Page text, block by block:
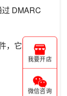
DMARC
，它必然会
我要开店
微信咨询